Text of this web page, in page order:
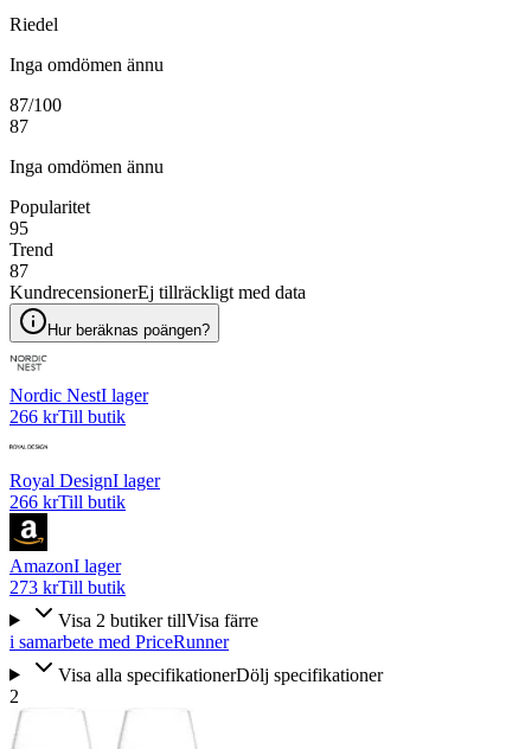
Riedel
Inga omdömen ännu
87/100
87
Inga omdömen ännu
Popularitet
95
Trend
87
KundrecensionerEj tillräckligt med data
Hur beräknas poängen?
Nordic NestI lager
266 krTill butik
Royal DesignI lager
266 krTill butik
AmazonI lager
273 krTill butik
Visa 2 butiker tillVisa färre
i samarbete med PriceRunner
Visa alla specifikationerDölj specifikationer
2